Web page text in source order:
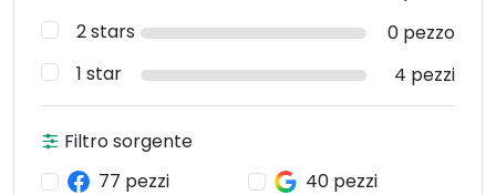
2 stars
0 pezzo
1 star
4 pezzi
Filtro sorgente
77 pezzi
40 pezzi